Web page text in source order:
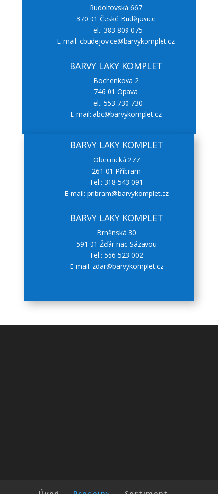
Rudolfovská 667
370 01 České Budějovice
Tel.: 383 809 075
E-mail: cbudejovice@barvykomplet.cz
BARVY LAKY KOMPLET
Bochenkova 2
746 01 Opava
Tel.: 553 730 730
E-mail: abc@barvykomplet.cz
BARVY LAKY KOMPLET
Obecnická 277
261 01 Příbram
Tel.: 318 543 091
E-mail: pribram@barvykomplet.cz
BARVY LAKY KOMPLET
Brněnská 30
591 01 Žďár nad Sázavou
Tel.: 566 523 002
E-mail: zdar@barvykomplet.cz